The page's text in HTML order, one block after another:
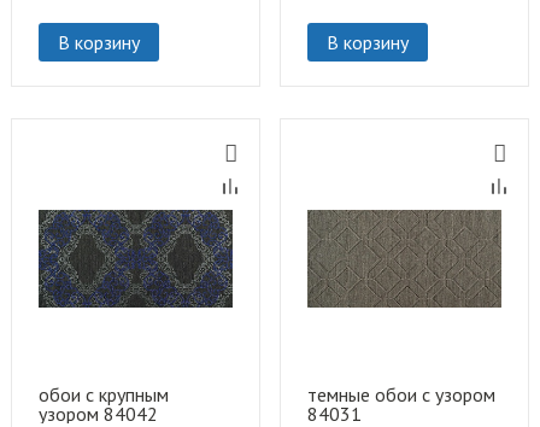
В корзину В корзину
обои с крупным
узором 84042
темные обои с узором
84031